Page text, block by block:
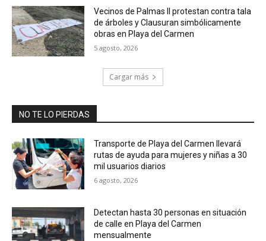
Vecinos de Palmas II protestan contra tala
de árboles y Clausuran simbólicamente
obras en Playa del Carmen
5 agosto, 2026
Cargar más
NO TE LO PIERDAS
Transporte de Playa del Carmen llevará
rutas de ayuda para mujeres y niñas a 30
mil usuarios diarios
6 agosto, 2026
Detectan hasta 30 personas en situación
de calle en Playa del Carmen
mensualmente